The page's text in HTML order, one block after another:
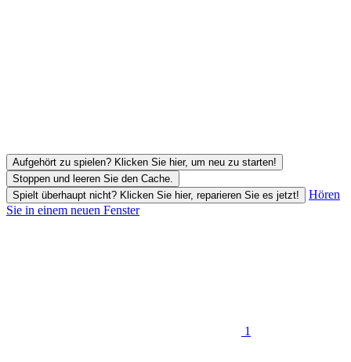
Aufgehört zu spielen? Klicken Sie hier, um neu zu starten!
Stoppen und leeren Sie den Cache.
Spielt überhaupt nicht? Klicken Sie hier, reparieren Sie es jetzt!
Hören
Sie in einem neuen Fenster
1